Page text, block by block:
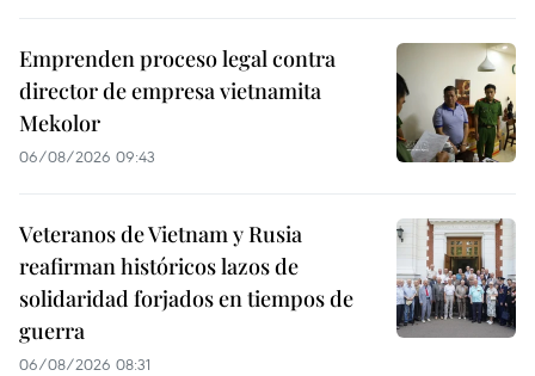
Emprenden proceso legal contra
director de empresa vietnamita
Mekolor
06/08/2026 09:43
Veteranos de Vietnam y Rusia
reafirman históricos lazos de
solidaridad forjados en tiempos de
guerra
06/08/2026 08:31